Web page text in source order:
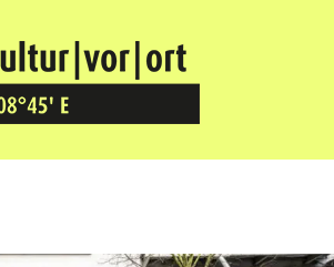
Ort